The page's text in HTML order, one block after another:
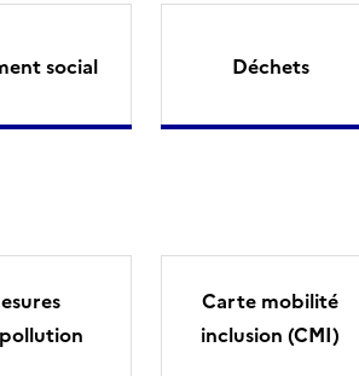
social Déchets
Carte mobilité
inclusion (CMI)